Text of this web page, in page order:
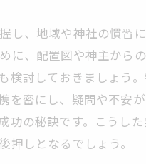
、地域や神社の慣習
、配置図や神主から
討しておきましょう
密にし、疑問や不安
の秘訣です。こうし
しとなるでしょう。